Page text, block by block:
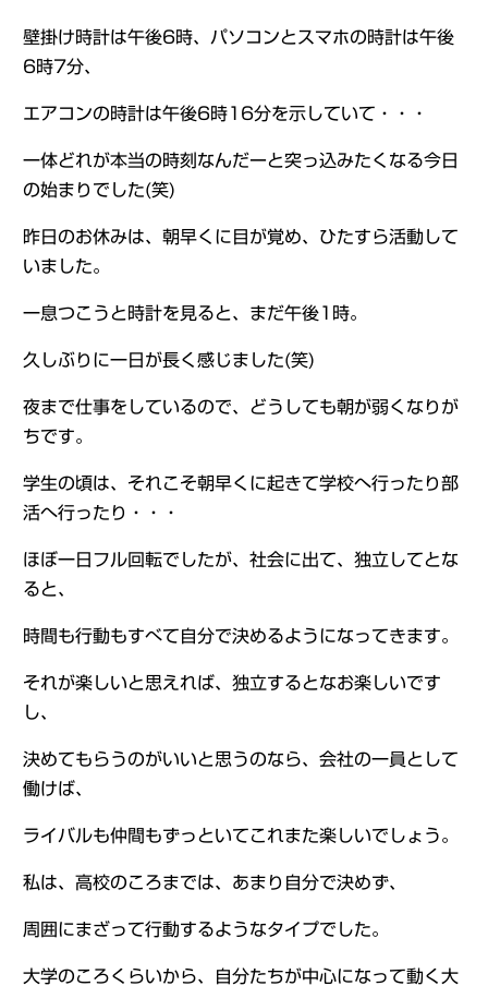
壁掛け時計は午後6時、パソコンとスマホの時計は午後
6時7分、
エアコンの時計は午後6時16分を示していて・・・
一体どれが本当の時刻なんだーと突っ込みたくなる今日
の始まりでした(笑)
昨日のお休みは、朝早くに目が覚め、ひたすら活動して
いました。
一息つこうと時計を見ると、まだ午後1時。
久しぶりに一日が長く感じました(笑)
夜まで仕事をしているので、どうしても朝が弱くなりが
ちです。
学生の頃は、それこそ朝早くに起きて学校へ行ったり部
活へ行ったり・・・
ほぼ一日フル回転でしたが、社会に出て、独立してとな
ると、
時間も行動もすべて自分で決めるようになってきます。
それが楽しいと思えれば、独立するとなお楽しいです
し、
決めてもらうのがいいと思うのなら、会社の一員として
働けば、
ライバルも仲間もずっといてこれまた楽しいでしょう。
私は、高校のころまでは、あまり自分で決めず、
周囲にまざって行動するようなタイプでした。
大学のころくらいから、自分たちが中心になって動く大